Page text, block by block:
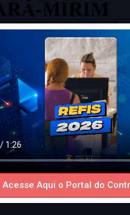
RN
Acesse Aqui o Portal do